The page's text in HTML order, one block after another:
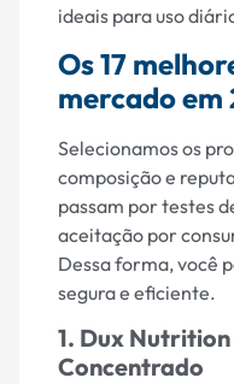
ideais para uso
Os 17
mercado em
Selecionamos os
composição e
passam por testes
aceitação por
Dessa forma, você
segura e eficiente.
1. Dux
Concentrado